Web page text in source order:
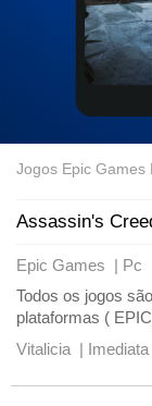
Jogos Epic Games
Assassin's
Epic Games | Pc
Todos os jogos
plataformas (
Vitalicia | Imediata